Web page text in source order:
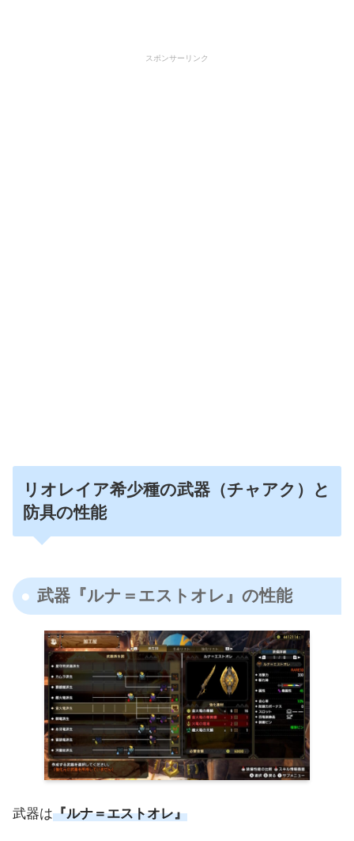
スポンサーリンク
リオレイア希少種の武器（チャアク）と
防具の性能
武器『ルナ＝エストオレ』の性能
武器は『ルナ＝エストオレ』